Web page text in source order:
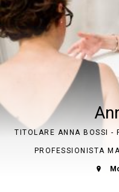
TITOLARE ANNA BOSSI -
PROFESSIONISTA